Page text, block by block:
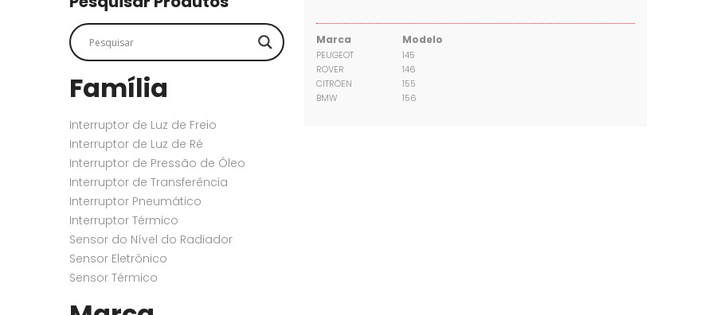
Família
Interruptor de Luz de Freio
Interruptor de Luz de Ré
Interruptor de Pressão de Óleo
Interruptor de Transferência
Interruptor Pneumático
Interruptor Térmico
Sensor do Nível do Radiador
Sensor Eletrônico
Sensor Térmico
Marca
PEUGEOT
ROVER
CITRÖEN
BMW
Modelo
145
146
155
156